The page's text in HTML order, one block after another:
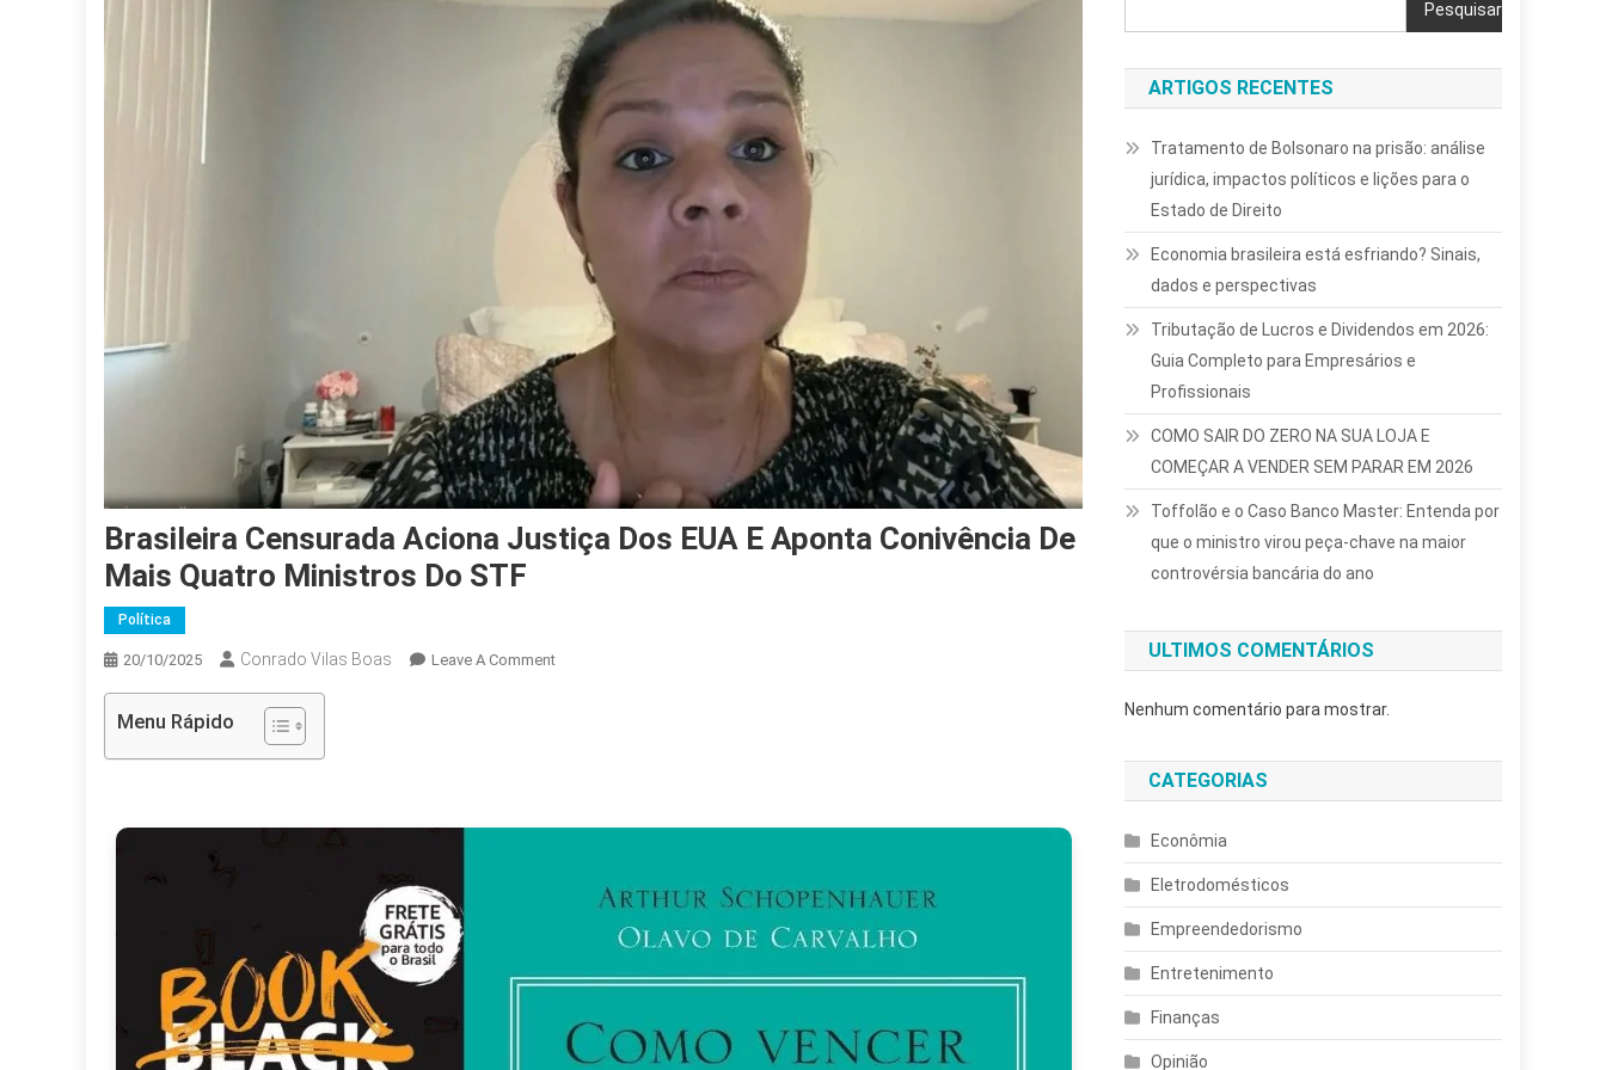
Brasileira Censurada Aciona Justiça Dos EUA E Aponta Conivência De
Mais Quatro Ministros Do STF
Política
20/10/2025 Conrado Vilas Boas Leave A CommentOn
EUA
Conivência
Quatro
Do
Menu Rápido
Pesquisar
ARTIGOS RECENTES
Tratamento de Bolsonaro na prisão: análise
jurídica, impactos políticos e lições para o
Estado de Direito
Economia brasileira está esfriando? Sinais,
dados e perspectivas
Tributação de Lucros e Dividendos em 2026:
Guia Completo para Empresários e
Profissionais
COMO SAIR DO ZERO NA SUA LOJA E
COMEÇAR A VENDER SEM PARAR EM 2026
Toffolão e o Caso Banco Master: Entenda por
que o ministro virou peça-chave na maior
controvérsia bancária do ano
ULTIMOS COMENTÁRIOS
Nenhum comentário para mostrar.
CATEGORIAS
Econômia
Eletrodomésticos
Empreendedorismo
Entretenimento
Finanças
Opinião